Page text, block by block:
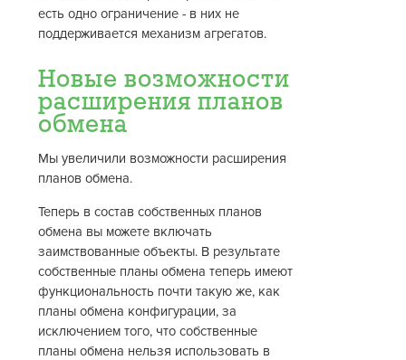
есть одно ограничение - в них не
поддерживается механизм агрегатов.
Новые возможности
расширения планов
обмена
Мы увеличили возможности расширения
планов обмена.
Теперь в состав собственных планов
обмена вы можете включать
заимствованные объекты. В результате
собственные планы обмена теперь имеют
функциональность почти такую же, как
планы обмена конфигурации, за
исключением того, что собственные
планы обмена нельзя использовать в